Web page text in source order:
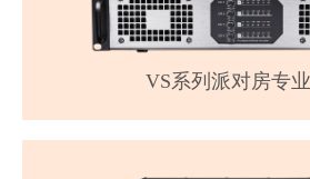
VS系列派对房专